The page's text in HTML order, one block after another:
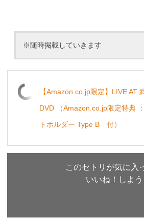
※随時掲載していきます
【Amazon.co.jp限定】LIVE AT
DVD （Amazon.co.jp限定特典
トホルダー Type B 付）
このセトリが気に入
いいね！しよう